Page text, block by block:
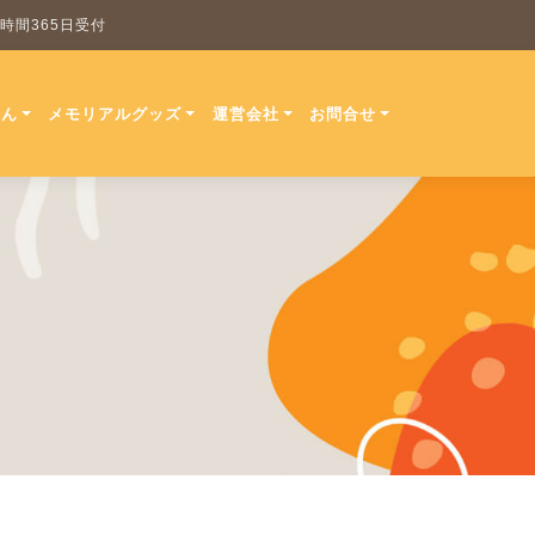
間365日受付
メモリアルグッズ 運営会社 お問合せ